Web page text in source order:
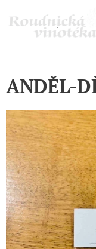
ANDĚL-